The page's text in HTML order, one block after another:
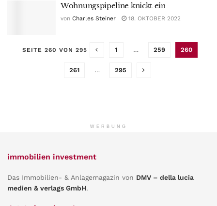
Wohnungspipeline knickt ein
von Charles Steiner 18. OKTOBER 2022
SEITE 260 VON 295 1 … 259 260
261 … 295
WERBUNG
immobilien investment
Das Immobilien- & Anlagemagazin von DMV – della lucia
medien & verlags GmbH.